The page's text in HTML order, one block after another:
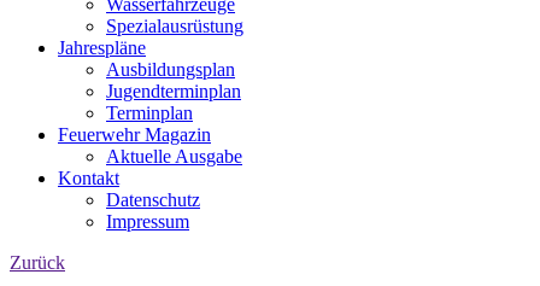
Spezialausrüstung
Jahrespläne
Ausbildungsplan
Jugendterminplan
Terminplan
Feuerwehr Magazin
Aktuelle Ausgabe
Kontakt
Datenschutz
Impressum
Zurück